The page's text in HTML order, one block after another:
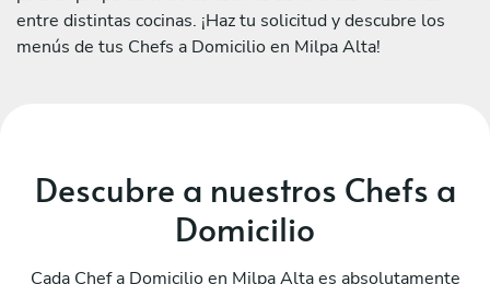
entre distintas cocinas. ¡Haz tu solicitud y descubre los
menús de tus Chefs a Domicilio en Milpa Alta!
Descubre a nuestros Chefs a
Domicilio
Cada Chef a Domicilio en Milpa Alta es absolutamente